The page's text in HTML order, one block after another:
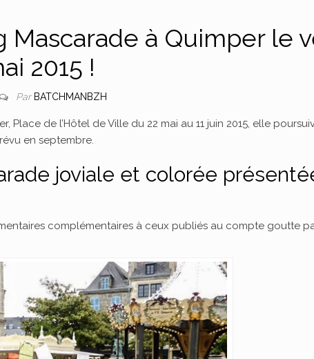
Mascarade à Quimper le
2015 !
Par BATCHMANBZH
de l’Hôtel de Ville du 22 mai au 11 juin 2015, elle
en septembre.
joviale et colorée
complémentaires à ceux publiés au compte goutte